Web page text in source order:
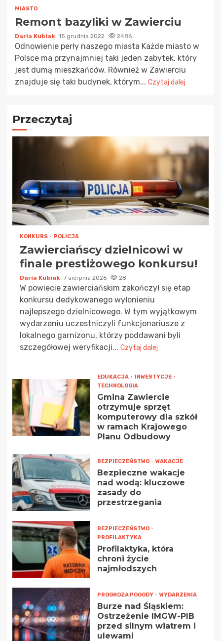
MIASTO
Remont bazyliki w Zawierciu
Daria Kubiak 15 grudnia 2022 2486
Odnowienie perły naszego miasta Każde miasto w
Polsce ma przynajmniej taki jeden zabytek, który
jest dumą mieszkańców. Również w Zawierciu
znajduje się taki budynek, którym... Czytaj dalej
Przeczytaj
KONKURS POLICJA
Zawierciańscy dzielnicowi w
finale prestiżowego konkursu!
Daria Kubiak 7 sierpnia 2026 28
W powiecie zawierciańskim zakończył się etap
konkursu dedykowanego wyłonieniu
najlepszego dzielnicowego. W tym wyjątkowym
wydarzeniu uczestniczyli funkcjonariusze z
lokalnego garnizonu, którzy poddawani byli
szczegółowej weryfikacji... Czytaj dalej
EDUKACJA
INWESTYCJE
TECHNOLOGIA
Gmina Zawiercie
otrzymuje sprzęt
komputerowy dla szkół
w ramach Krajowego
Planu Odbudowy
BEZPIECZEŃSTWO WAKACJE
Bezpieczne wakacje
nad wodą: kluczowe
zasady do
przestrzegania
BEZPIECZEŃSTWO
PROFILAKTYKA
Profilaktyka, która
chroni życie
najmłodszych
PROGNOZA POGODY WYDARZENIA
Burze nad Śląskiem:
Ostrzeżenie IMGW-PIB
przed silnym wiatrem i
ulewami